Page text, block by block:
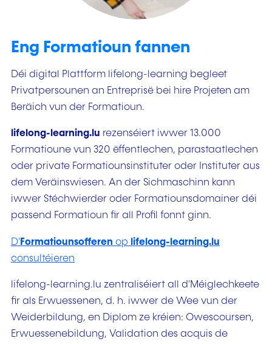
Eng Formatioun fannen
Déi digital Plattform lifelong-learning begleet
Privatpersounen an Entreprisë bei hire Projeten am
Beräich vun der Formatioun.
lifelong-learning.lu rezenséiert iwwer 13.000
Formatioune vun 320 ëffentlechen, parastaatlechen
oder private Formatiounsinstituter oder Instituter aus
dem Veräinswiesen. An der Sichmaschinn kann
iwwer Stéchwierder oder Formatiounsdomainer déi
passend Formatioun fir all Profil fonnt ginn.
D' Formatiounsofferen op lifelong-learning.lu
consultéieren
lifelong-learning.lu zentraliséiert all d'Méiglechkeete
fir als Erwuessenen, d. h. iwwer de Wee vun der
Weiderbildung, en Diplom ze kréien: Owescoursen,
Erwuessenebildung, Validation des acquis de